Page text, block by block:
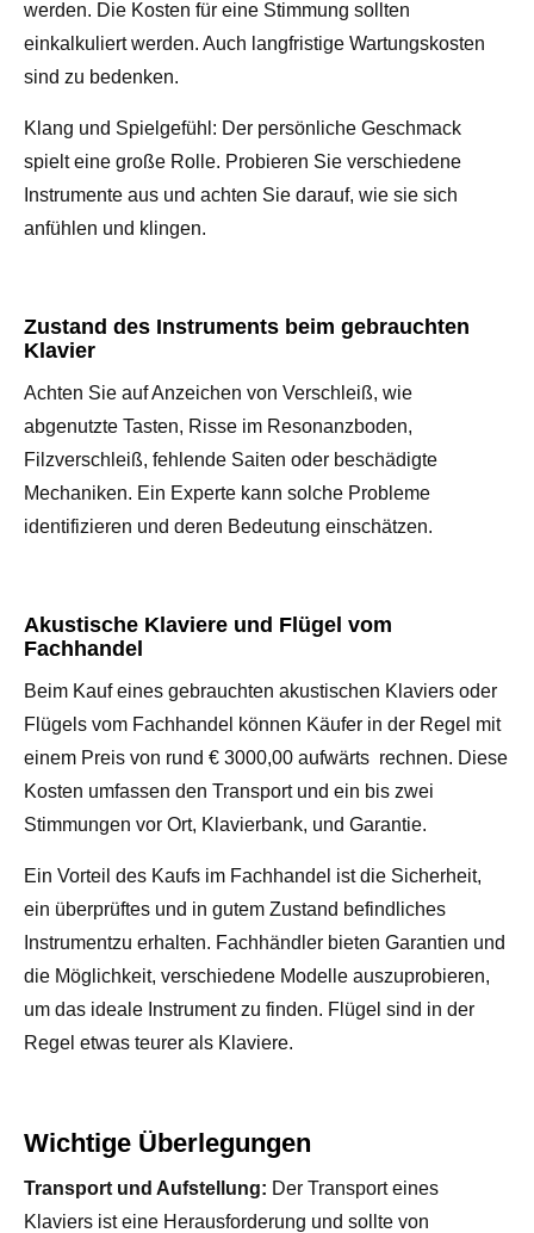
werden. Die Kosten für eine Stimmung sollten
einkalkuliert werden. Auch langfristige Wartungskosten
sind zu bedenken.
Klang und Spielgefühl: Der persönliche Geschmack
spielt eine große Rolle. Probieren Sie verschiedene
Instrumente aus und achten Sie darauf, wie sie sich
anfühlen und klingen.
Zustand des Instruments beim gebrauchten
Klavier
Achten Sie auf Anzeichen von Verschleiß, wie
abgenutzte Tasten, Risse im Resonanzboden,
Filzverschleiß, fehlende Saiten oder beschädigte
Mechaniken. Ein Experte kann solche Probleme
identifizieren und deren Bedeutung einschätzen.
Akustische Klaviere und Flügel vom
Fachhandel
Beim Kauf eines gebrauchten akustischen Klaviers oder
Flügels vom Fachhandel können Käufer in der Regel mit
einem Preis von rund € 3000,00 aufwärts rechnen. Diese
Kosten umfassen den Transport und ein bis zwei
Stimmungen vor Ort, Klavierbank, und Garantie.
Ein Vorteil des Kaufs im Fachhandel ist die Sicherheit,
ein überprüftes und in gutem Zustand befindliches
Instrumentzu erhalten. Fachhändler bieten Garantien und
die Möglichkeit, verschiedene Modelle auszuprobieren,
um das ideale Instrument zu finden. Flügel sind in der
Regel etwas teurer als Klaviere.
Wichtige Überlegungen
Transport und Aufstellung: Der Transport eines
Klaviers ist eine Herausforderung und sollte von